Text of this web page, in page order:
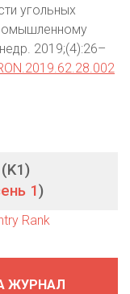
угольных
2019;(4):26–
1)
ЖУРНАЛ